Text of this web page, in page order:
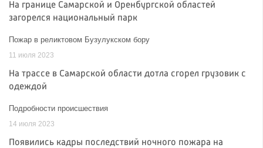
На границе Самарской и Оренбургской областей
загорелся национальный парк
Пожар в реликтовом Бузулукском бору
11 июля 2023
На трассе в Самарской области дотла сгорел грузовик с
одеждой
Подробности происшествия
14 июля 2023
Появились кадры последствий ночного пожара на